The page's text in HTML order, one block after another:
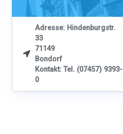

Adresse: Hindenburgstr.
33
71149
Bondorf
Kontakt: Tel. (07457) 9393-
0